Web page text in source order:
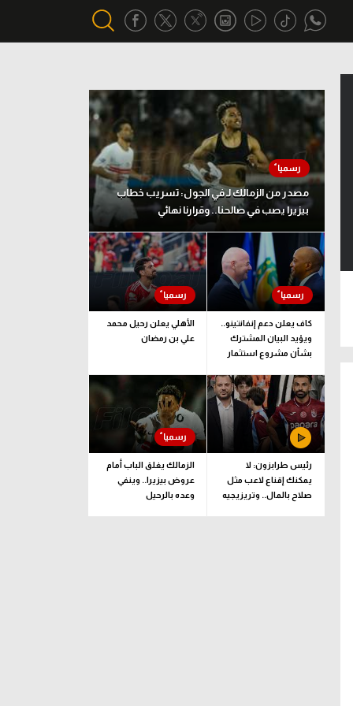
أقسام خاصة
Gamers
ميركاتو
تحقيق في الجول
تقرير في الجول
تحليل في الجول
حكايات في الجول
كويز في الجول
فيديو في الجول
مصدر من الزمالك لـ في الجول: تسريب خطاب
بيزيرا يصب في صالحنا.. وقرارنا نهائي
كاف يعلن دعم إنفانتينو..
ويؤيد البيان المشترك
بشأن مشروع استثمار
الأهلي يعلن رحيل محمد
علي بن رمضان
رئيس طرابزون: لا
يمكنك إقناع لاعب مثل
صلاح بالمال.. وتريزيجيه
الزمالك يغلق الباب أمام
عروض بيزيرا.. وينفي
وعده بالرحيل